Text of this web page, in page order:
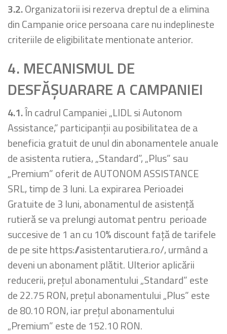
3.2.Organizatorii isi rezerva dreptul de a elimina
din Campanie orice persoana care nu indeplineste
criteriile de eligibilitate mentionate anterior.
4. MECANISMUL DE
DESFĂŞUARAREA CAMPANIEI
4.1.În cadrul Campaniei „LIDL si Autonom
Assistance,” participanții au posibilitatea de a
beneficia gratuit de unul din abonamentele anuale
de asistenta rutiera, „Standard”, „Plus” sau
„Premium” oferit de AUTONOM ASSISTANCE
SRL, timp de 3 luni. La expirarea Perioadei
Gratuite de 3 luni, abonamentul de asistență
rutieră se va prelungi automat pentru perioade
succesive de 1 an cu 10% discount față de tarifele
de pe site https://asistentarutiera.ro/, urmând a
deveni un abonament plătit. Ulterior aplicării
reducerii, preţul abonamentului „Standard” este
de 22.75 RON, preţul abonamentului „Plus” este
de 80.10 RON, iar preţul abonamentului
„Premium” este de 152.10 RON.